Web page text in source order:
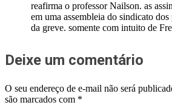
reafirma o professor Nailson. as
em uma assembleia do sindicato
da greve. somente com intuito de
Deixe um comentário
O seu endereço de e-mail não será
são marcados com *